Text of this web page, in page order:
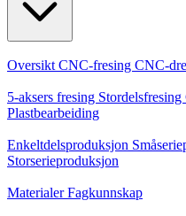
Oversikt CNC-fresing CNC-
5-aksers fresing Stordelsfresing
Plastbearbeiding
Enkeltdelsproduksjon
Storserieproduksjon
MaterialerFagkunnskap